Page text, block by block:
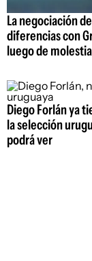
La negociación
diferencias con
luego de
Diego Forlán ya
la selección
podrá ver